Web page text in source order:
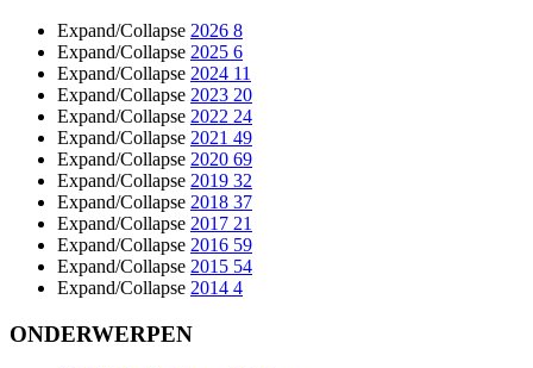
Expand/Collapse 2026 8
Expand/Collapse 2025 6
Expand/Collapse 2024 11
Expand/Collapse 2023 20
Expand/Collapse 2022 24
Expand/Collapse 2021 49
Expand/Collapse 2020 69
Expand/Collapse 2019 32
Expand/Collapse 2018 37
Expand/Collapse 2017 21
Expand/Collapse 2016 59
Expand/Collapse 2015 54
Expand/Collapse 2014 4
ONDERWERPEN